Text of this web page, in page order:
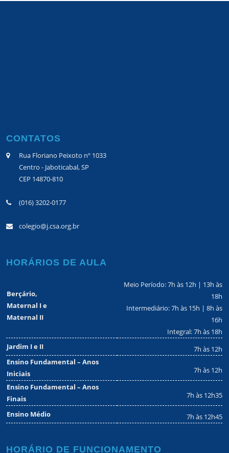
CONTATOS
Rua Floriano Peixoto nº 1033
Centro - Jaboticabal, SP
CEP 14870-810
(016) 3202-0177
colegio@j.csa.org.br
HORÁRIOS DE AULA
Berçário,
Maternal I e
Maternal II
Meio Período: 7h às 12h | 13h às
18h
Intermediário: 7h às 15h | 8h às
16h
Integral: 7h às 18h
Jardim I e II
7h às 12h
Ensino Fundamental – Anos
Iniciais
7h às 12h
Ensino Fundamental – Anos
Finais
7h às 12h35
Ensino Médio 7h às 12h45
HORÁRIO DE FUNCIONAMENTO